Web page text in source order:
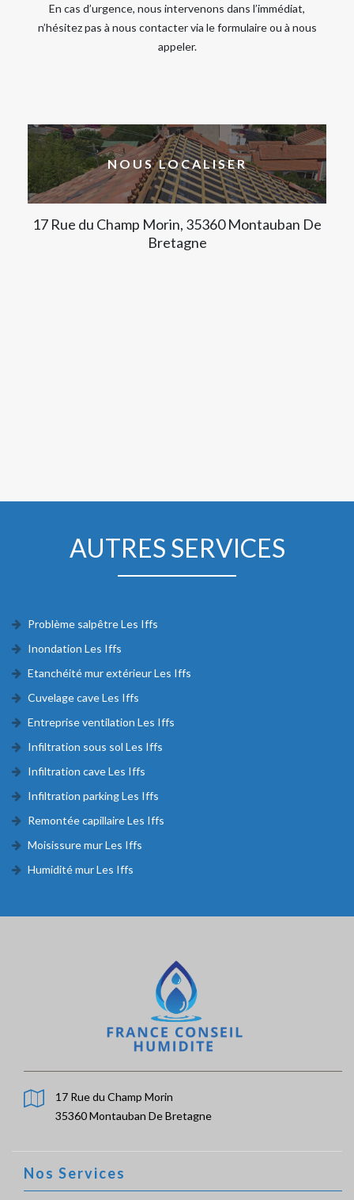
En cas d’urgence, nous intervenons dans l’immédiat,
n’hésitez pas à nous contacter via le formulaire ou à nous
appeler.
NOUS LOCALISER
17 Rue du Champ Morin, 35360 Montauban De
Bretagne
AUTRES SERVICES
Problème salpêtre Les Iffs
Inondation Les Iffs
Etanchéité mur extérieur Les Iffs
Cuvelage cave Les Iffs
Entreprise ventilation Les Iffs
Infiltration sous sol Les Iffs
Infiltration cave Les Iffs
Infiltration parking Les Iffs
Remontée capillaire Les Iffs
Moisissure mur Les Iffs
Humidité mur Les Iffs
17 Rue du Champ Morin
35360 Montauban De Bretagne
Nos Services